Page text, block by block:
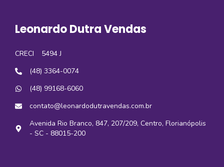
Leonardo Dutra Vendas
CRECI
5494 J
(48) 3364-0074
(48) 99168-6060
contato@leonardodutravendas.com.br
Avenida Rio Branco, 847, 207/209, Centro, Florianópolis
- SC - 88015-200